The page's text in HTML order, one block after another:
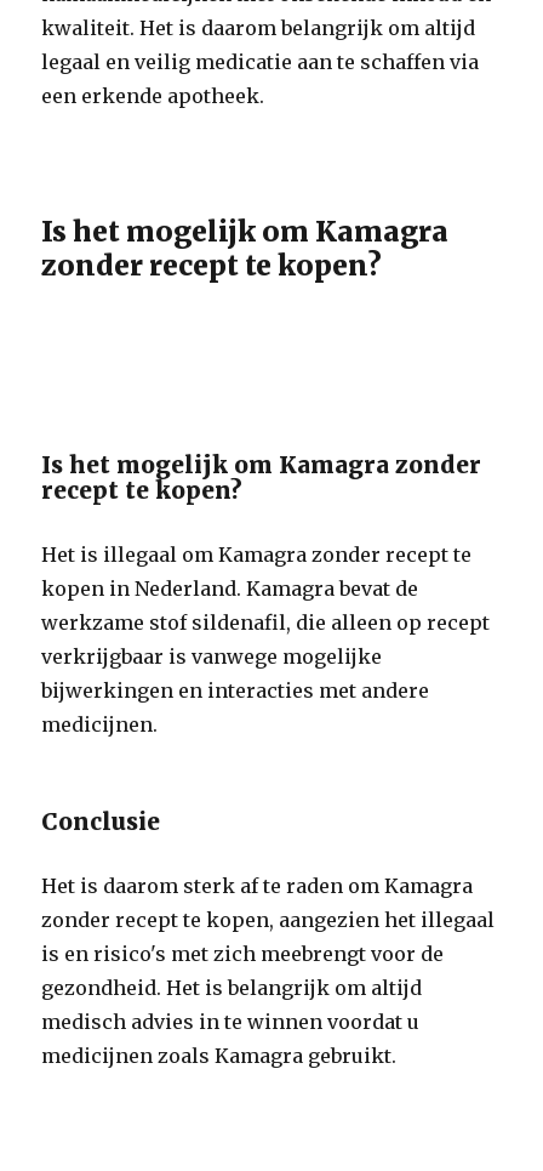
kwaliteit. Het is daarom belangrijk om altijd
legaal en veilig medicatie aan te schaffen via
een erkende apotheek.
Is het mogelijk om Kamagra
zonder recept te kopen?
Is het mogelijk om Kamagra zonder
recept te kopen?
Het is illegaal om Kamagra zonder recept te
kopen in Nederland. Kamagra bevat de
werkzame stof sildenafil, die alleen op recept
verkrijgbaar is vanwege mogelijke
bijwerkingen en interacties met andere
medicijnen.
Conclusie
Het is daarom sterk af te raden om Kamagra
zonder recept te kopen, aangezien het illegaal
is en risico's met zich meebrengt voor de
gezondheid. Het is belangrijk om altijd
medisch advies in te winnen voordat u
medicijnen zoals Kamagra gebruikt.